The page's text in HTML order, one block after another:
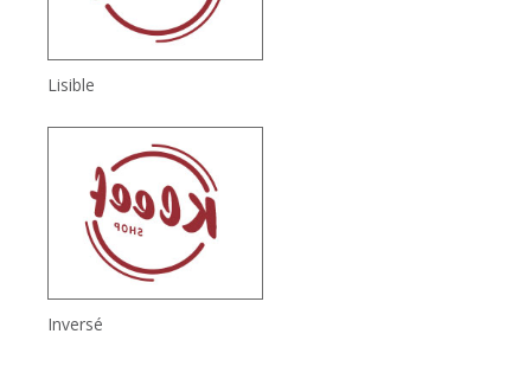
Lisible
Inversé